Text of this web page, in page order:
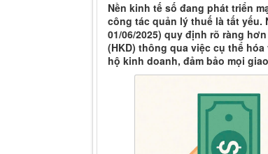
Nền kinh tế số đang phát triển
công tác quản lý thuế là tất yếu.
01/06/2025) quy định rõ ràng
(HKD) thông qua việc cụ thể
hộ kinh doanh, đảm bảo mọi